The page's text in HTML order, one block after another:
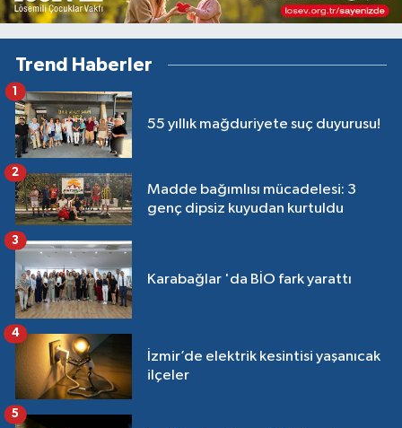
Trend Haberler
55 yıllık mağduriyete suç duyurusu!
1
Madde bağımlısı mücadelesi: 3
genç dipsiz kuyudan kurtuldu
2
Karabağlar 'da BİO fark yarattı
3
İzmir’de elektrik kesintisi yaşanıcak
ilçeler
4
5